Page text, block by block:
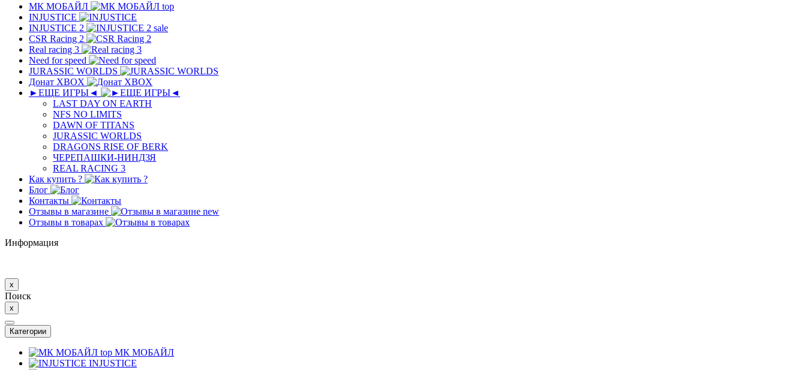
МК MОБAЙЛ
top
INJUSTICE
INJUSTICE 2
sale
CSR Racing 2
Real racing 3
Need for speed
JURASSIC WORLDS
Донат XBOX
►ЕЩЕ ИГРЫ◄
LAST DAY ON EARTH
NFS NO LIMITS
DAWN OF TITANS
JURASSIC WORLDS
DRAGONS RISE OF BERK
ЧЕРЕПАШКИ-НИНДЗЯ
REAL RACING 3
Как купить ?
Блог
Контакты
Отзывы в магазине
new
Отзывы в товарах
Информация
x
Поиск
x
Категории
top МК MОБAЙЛ
INJUSTICE